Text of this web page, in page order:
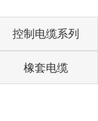
控制电缆系列
橡套电缆